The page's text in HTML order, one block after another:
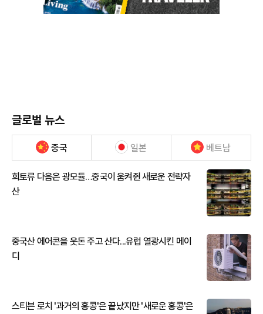
글로벌 뉴스
중국 일본 베트남
희토류 다음은 광모듈…중국이 움켜쥔 새로운 전략자
산
중국산 에어콘을 웃돈 주고 산다...유럽 열광시킨 메이
디
스티븐 로치 '과거의 홍콩'은 끝났지만 '새로운 홍콩'은